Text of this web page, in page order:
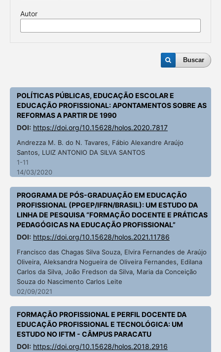
Autor
Buscar
POLÍTICAS PÚBLICAS, EDUCAÇÃO ESCOLAR E
EDUCAÇÃO PROFISSIONAL: APONTAMENTOS SOBRE AS
REFORMAS A PARTIR DE 1990
DOI: https://doi.org/10.15628/holos.2020.7817
Andrezza M. B. do N. Tavares, Fábio Alexandre Araújo
Santos, LUIZ ANTONIO DA SILVA SANTOS
1-11
14/03/2020
PROGRAMA DE PÓS-GRADUAÇÃO EM EDUCAÇÃO
PROFISSIONAL (PPGEP/IFRN/BRASIL): UM ESTUDO DA
LINHA DE PESQUISA “FORMAÇÃO DOCENTE E PRÁTICAS
PEDAGÓGICAS NA EDUCAÇÃO PROFISSIONAL”
DOI: https://doi.org/10.15628/holos.2021.11786
Francisco das Chagas Silva Souza, Elvira Fernandes de Araújo
Oliveira, Aleksandra Nogueira de Oliveira Fernandes, Edilana
Carlos da Silva, João Fredson da Silva, Maria da Conceição
Souza do Nascimento Carlos Leite
02/09/2021
FORMAÇÃO PROFISSIONAL E PERFIL DOCENTE DA
EDUCAÇÃO PROFISSIONAL E TECNOLÓGICA: UM
ESTUDO NO IFTM - CÂMPUS PARACATU
DOI: https://doi.org/10.15628/holos.2018.2916